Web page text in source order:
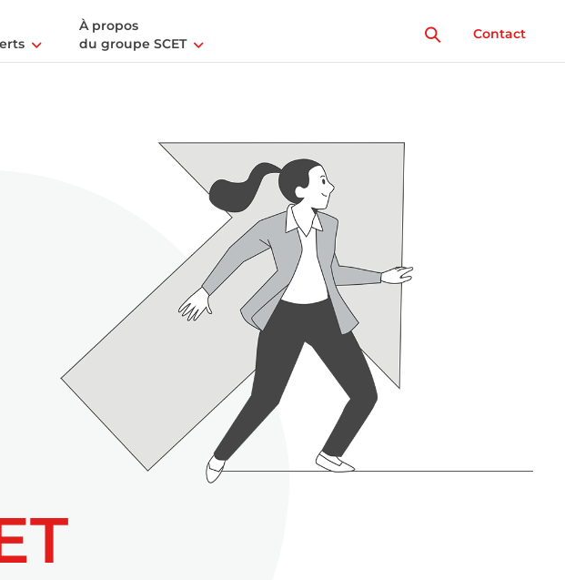
À propos
du groupe SCET
Contact